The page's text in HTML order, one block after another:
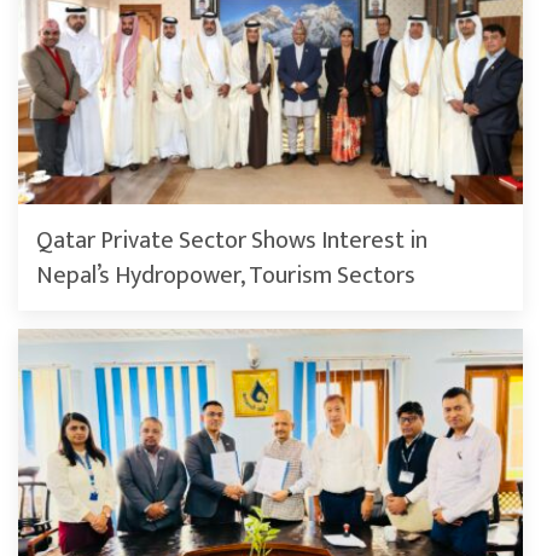
Qatar Private Sector Shows Interest in
Nepal’s Hydropower, Tourism Sectors